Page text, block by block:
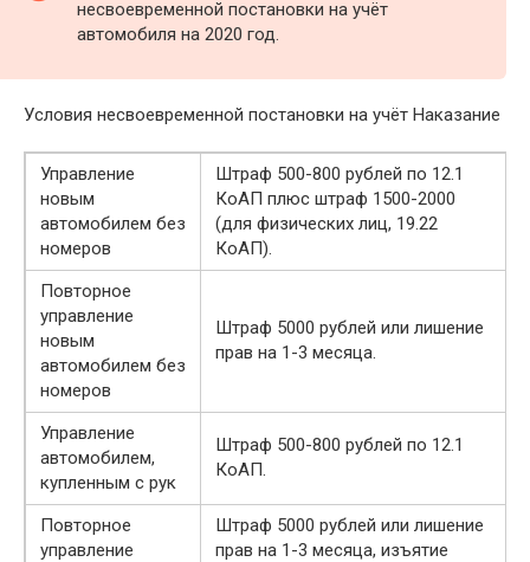
несвоевременной постановки на учёт
автомобиля на 2020 год.
Условия несвоевременной постановки на учёт Наказание
Управление
новым
автомобилем без
номеров
Штраф 500-800 рублей по 12.1
КоАП плюс штраф 1500-2000
(для физических лиц, 19.22
КоАП).
Повторное
управление
новым
автомобилем без
номеров
Штраф 5000 рублей или лишение
прав на 1-3 месяца.
Управление
автомобилем,
купленным с рук
Штраф 500-800 рублей по 12.1
КоАП.
Повторное
управление
Штраф 5000 рублей или лишение
прав на 1-3 месяца, изъятие